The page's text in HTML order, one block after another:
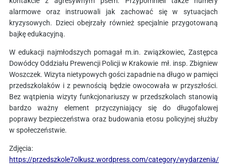
alarmowe oraz instruowali jak zachować się w sytuacjach
kryzysowych. Dzieci obejrzały również specjalnie przygotowaną
bajkę edukacyjną.
W edukacji najmłodszych pomagał m.in. związkowiec, Zastępca
Dowódcy Oddziału Prewencji Policji w Krakowie mł. insp. Zbigniew
Woszczek. Wizyta nietypowych gości zapadnie na długo w pamięci
przedszkolaków i z pewnością będzie owocowała w przyszłości.
Bez wątpienia wizyty funkcjonariuszy w przedszkolach stanowią
bardzo ważny element przyczyniający się do długofalowej
poprawy bezpieczeństwa oraz budowania etosu policyjnej służby
w społeczeństwie.
Zdjęcia:
https://przedszkole7olkusz.wordpress.com/category/wydarzenia/